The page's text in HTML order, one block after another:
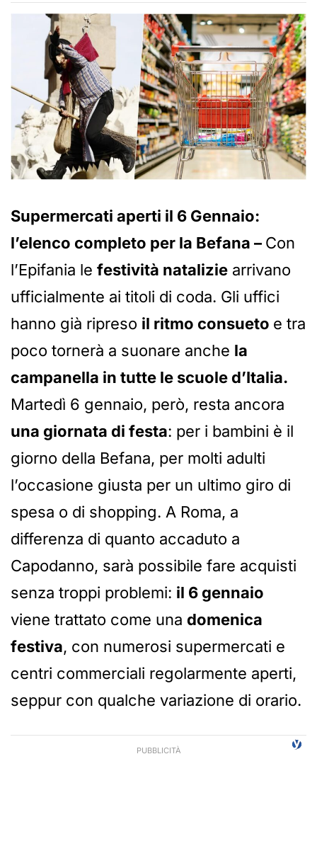
Supermercati aperti il 6 Gennaio:
l’elenco completo per la Befana – Con
l’Epifania le festività natalizie arrivano
ufficialmente ai titoli di coda. Gli uffici
hanno già ripreso il ritmo consueto e tra
poco tornerà a suonare anche la
campanella in tutte le scuole d’Italia.
Martedì 6 gennaio, però, resta ancora
una giornata di festa: per i bambini è il
giorno della Befana, per molti adulti
l’occasione giusta per un ultimo giro di
spesa o di shopping. A Roma, a
differenza di quanto accaduto a
Capodanno, sarà possibile fare acquisti
senza troppi problemi: il 6 gennaio
viene trattato come una domenica
festiva, con numerosi supermercati e
centri commerciali regolarmente aperti,
seppur con qualche variazione di orario.